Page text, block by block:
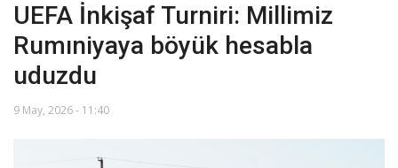
Haqqımızda
Köşə yazıları
Dünya futbolu
UEFA İnkişaf Turniri: Millimiz
Rumıniyaya böyük hesabla
uduzdu
9 May, 2026 - 11:40